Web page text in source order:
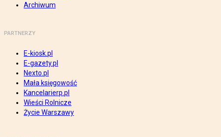
Archiwum
PARTNERZY
E-kiosk.pl
E-gazety.pl
Nexto.pl
Mała księgowość
Kancelarierp.pl
Wieści Rolnicze
Życie Warszawy